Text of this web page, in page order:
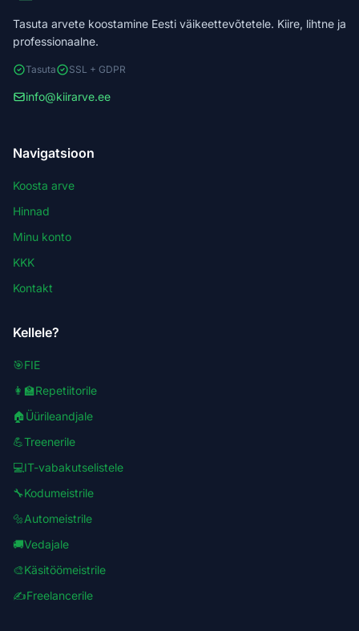
Tasuta arvete koostamine Eesti väikeettevõtetele. Kiire, lihtne ja
professionaalne.
Tasuta SSL + GDPR
info@kiirarve.ee
Navigatsioon
Koosta arve
Hinnad
Minu konto
KKK
Kontakt
Kellele?
🎯FIE
👩‍🏫Repetiitorile
🏠Üürileandjale
💪Treenerile
💻IT-vabakutselistele
🔧Kodumeistrile
🔩Automeistrile
🚚Vedajale
🎨Käsitöömeistrile
✍️Freelancerile